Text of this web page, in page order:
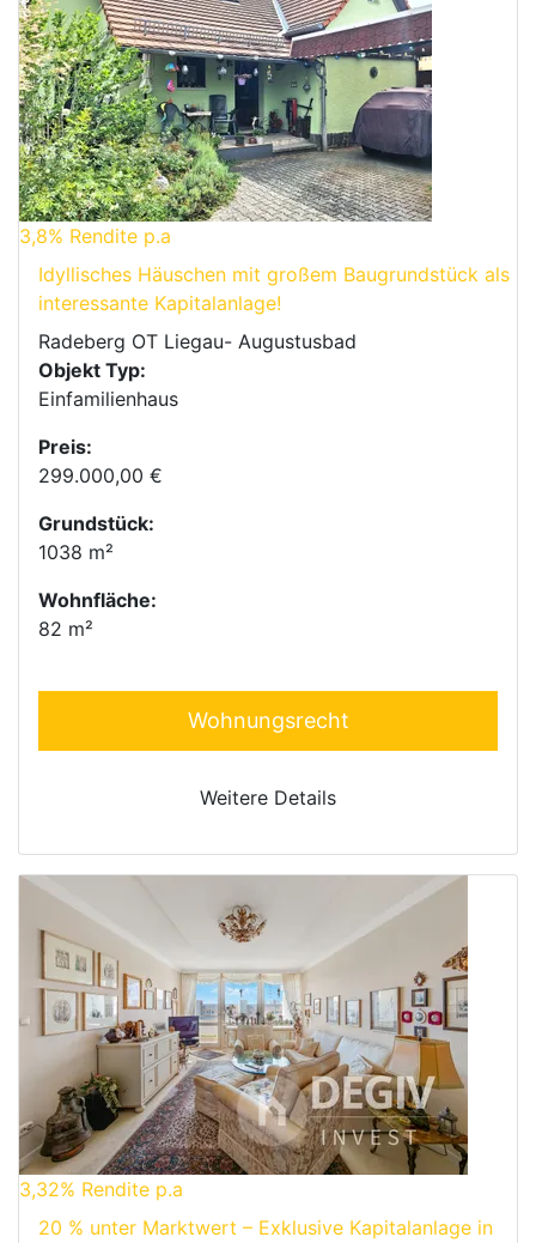
3,8% Rendite p.a
Idyllisches Häuschen mit großem Baugrundstück als
interessante Kapitalanlage!
Radeberg OT Liegau- Augustusbad
Objekt Typ:
Einfamilienhaus
Preis:
299.000,00 €
Grundstück:
1038 m²
Wohnfläche:
82 m²
Wohnungsrecht
Weitere Details
3,32% Rendite p.a
20 % unter Marktwert – Exklusive Kapitalanlage in